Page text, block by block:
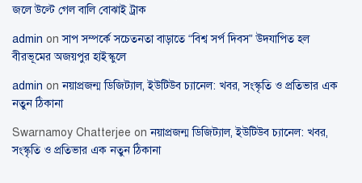
জলে উল্টে গেল বালি বোঝাই ট্রাক
admin onসাপ সম্পর্কে সচেতনতা বাড়াতে “বিশ্ব সর্প দিবস” উদযাপিত হল
বীরভূমের অজয়পুর হাইস্কুলে
admin onনয়াপ্রজন্ম ডিজিট্যাল, ইউটিউব চ্যানেল: খবর, সংস্কৃতি ও প্রতিভার এক
নতুন ঠিকানা
Swarnamoy Chatterjee onনয়াপ্রজন্ম ডিজিট্যাল, ইউটিউব চ্যানেল: খবর,
সংস্কৃতি ও প্রতিভার এক নতুন ঠিকানা